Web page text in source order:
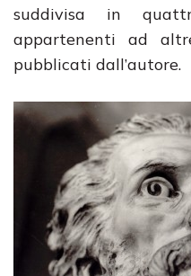
suddivisa in
appartenenti ad
pubblicati dall’autore.